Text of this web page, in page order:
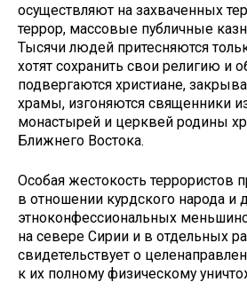
осуществляют на захваченных
террор, массовые публичные
Тысячи людей притесняются
хотят сохранить свои религию и
подвергаются христиане,
храмы, изгоняются священники
монастырей и церквей родины
Ближнего Востока.
Особая жестокость террористов
в отношении курдского народа и
этноконфессиональных
на севере Сирии и в отдельных
свидетельствует о
к их полному физическому